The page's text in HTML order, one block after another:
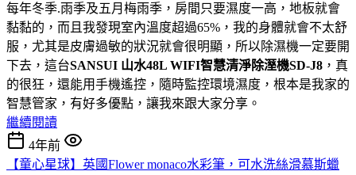
每年冬季.雨季及五月梅雨季，房間只要濕度一高，地板就會
黏黏的，而且我發現室內溫度超過65%，我的身體就會不太舒
服，尤其是皮膚過敏的狀況就會很明顯，所以除濕機一定要開
下去，這台SANSUI 山水48L WIFI智慧清淨除溼機SD-J8 ，真
的很狂，還能用手機遙控，隨時監控環境濕度，根本是我家的
智慧管家，有好多優點，讓我來跟大家分享。
繼續閱讀
4年前
【童心星球】英國Flower monaco水彩筆，可水洗絲滑慕斯蠟